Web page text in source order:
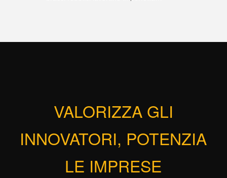
VALORIZZA GLI
INNOVATORI, POTENZIA
LE IMPRESE